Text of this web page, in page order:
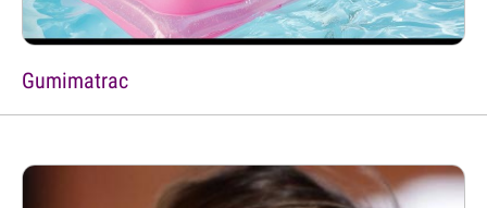
Gumimatrac